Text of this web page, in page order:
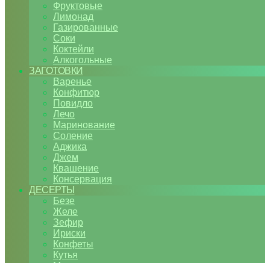
Фруктовые
Лимонад
Газированные
Соки
Коктейли
Алкогольные
ЗАГОТОВКИ
Варенье
Конфитюр
Повидло
Лечо
Маринование
Соление
Аджика
Джем
Квашение
Консервация
ДЕСЕРТЫ
Безе
Желе
Зефир
Ириски
Конфеты
Кутья